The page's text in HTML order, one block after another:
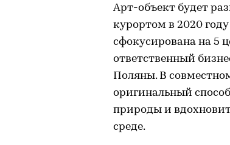
Арт-объект будет
курортом в 2020
сфокусирована на 5
ответственный
Поляны. В
оригинальный
природы и
среде.